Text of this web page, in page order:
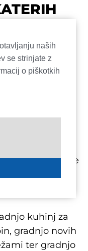
na
in
inženir
sprva
v ribiški
je
izdelkov
kuhinj za
gradnjo novih
ter gradnjo
naših
se strinjate z
o piškotkih